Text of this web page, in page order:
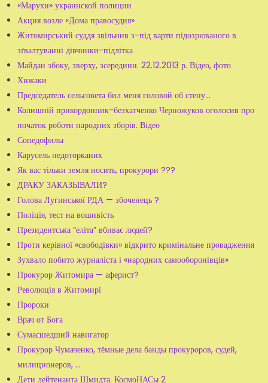
«Марухи» украинской полиции
Акция возле «Дома правосудия»
Житомирський суддя звільнив з-під варти підозрюваного в
зґвалтуванні дівчинки-підлітка
Майдан збоку, зверху, зсередини. 22.12.2013 р. Відео, фото
Хижаки
Председатель сельсовета бил меня головой об стену...
Колишній прикордонник-безхатченко Черножуков оголосив про
початок роботи народних зборів. Відео
Сопедофилы
Карусель недоторканих
Як вас тільки земля носить, прокурори ???
ДРАКУ ЗАКАЗЫВАЛИ?
Голова Лугинської РДА — збоченець ?
Поліція, тест на вошивість
Президентська “еліта” вбиває людей?
Проти керівної «свободівки» відкрито кримінальне провадження
Зухвало побито журналіста і «народних самооборонівців»
Прокурор Житомира — аферист?
Революція в Житомирі
Пророки
Врач от Бога
Сумасшедший навигатор
Прокурор Чумаченко, тёмные дела банды прокуроров, судей,
милиционеров, ...
Дети лейтенанта Шмидта. КосмоНАСы 2